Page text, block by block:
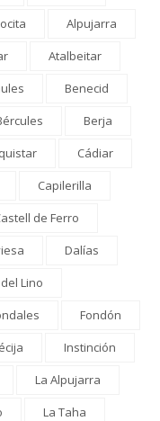
Alpujarra
Atalbeitar
Benecid
Berja
Cádiar
Capilerilla
de Ferro
Dalías
Lino
Fondón
Instinción
La Alpujarra
La Taha